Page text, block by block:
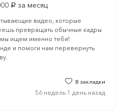
руб. за месяц
видео, которые
превращать обычные кадры
ищем именно тебя!
и помоги нам перевернуть
В закладки
56 недель 1 день назад